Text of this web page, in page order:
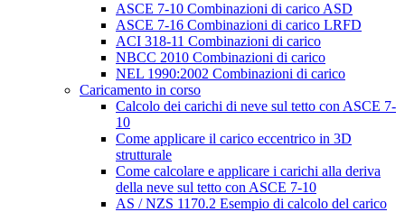
ASCE 7-10 Combinazioni di carico ASD
ASCE 7-16 Combinazioni di carico LRFD
ACI 318-11 Combinazioni di carico
NBCC 2010 Combinazioni di carico
NEL 1990:2002 Combinazioni di carico
Caricamento in corso
Calcolo dei carichi di neve sul tetto con ASCE 7-
10
Come applicare il carico eccentrico in 3D
strutturale
Come calcolare e applicare i carichi alla deriva
della neve sul tetto con ASCE 7-10
AS / NZS 1170.2 Esempio di calcolo del carico